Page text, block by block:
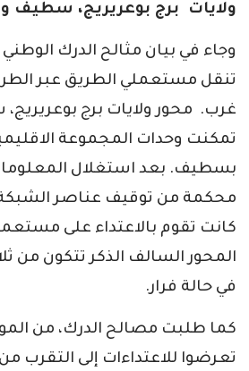
ولايات برج بوعريريج، سطيف
وجاء في بيان مثالح الدرك
تنقل مستعملي الطريق عبر
غرب. محور ولايات برج
تمكنت وحدات المجموعة
بسطيف. بعد استغلال
محكمة من توقيف عناصر الشبكة
كانت تقوم بالاعتداء على
المحور السالف الذكر تتكون من
في حالة فرار.
كما طلبت مصالح الدرك، من
تعرضوا للاعتداءات إلى التقرب